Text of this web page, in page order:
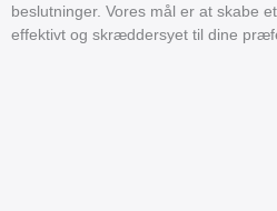
beslutninger. Vores mål er at skabe
effektivt og skræddersyet til dine